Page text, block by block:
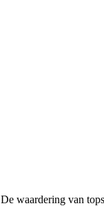
De waardering van